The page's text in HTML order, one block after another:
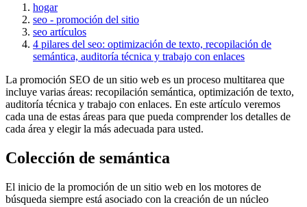
hogar
seo - promoción del sitio
seo artículos
4 pilares del seo: optimización de texto, recopilación de
semántica, auditoría técnica y trabajo con enlaces
La promoción SEO de un sitio web es un proceso multitarea que
incluye varias áreas: recopilación semántica, optimización de texto,
auditoría técnica y trabajo con enlaces. En este artículo veremos
cada una de estas áreas para que pueda comprender los detalles de
cada área y elegir la más adecuada para usted.
Colección de semántica
El inicio de la promoción de un sitio web en los motores de
búsqueda siempre está asociado con la creación de un núcleo